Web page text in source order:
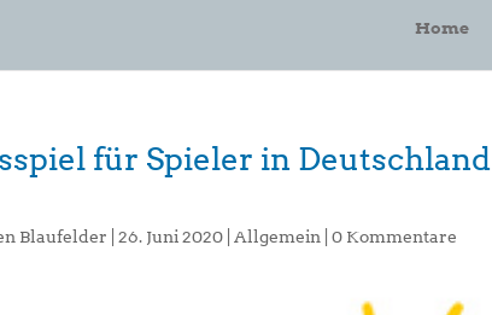
Home
für Spieler in Deutschland
Blaufelder |26. Juni 2020 Allgemein |0 Kommentare